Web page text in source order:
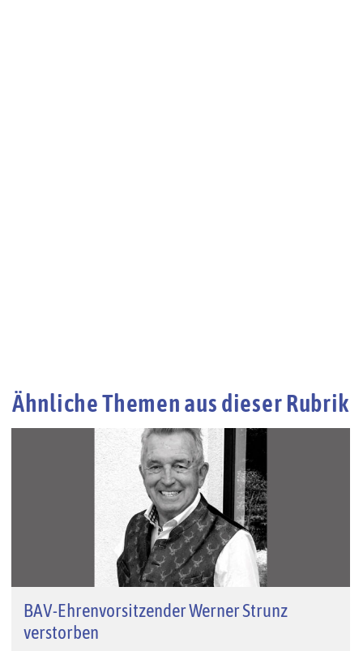
Ähnliche Themen aus dieser Rubrik
BAV-Ehrenvorsitzender Werner Strunz
verstorben